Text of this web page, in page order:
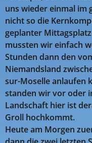
uns wieder einmal im
nicht so die
geplanter
mussten wir einfach
Stunden dann den
Niemandsland
sur-Moselle anlaufen
standen wir vor oder
Landschaft hier ist
Groll hochkommt.
Heute am Morgen